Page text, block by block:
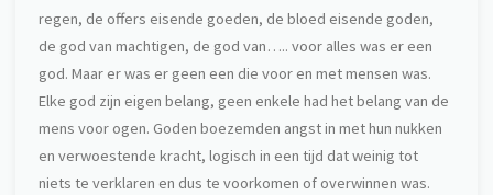
regen, de offers eisende goeden, de bloed eisende goden,
de god van machtigen, de god van….. voor alles was er een
god. Maar er was er geen een die voor en met mensen was.
Elke god zijn eigen belang, geen enkele had het belang van de
mens voor ogen. Goden boezemden angst in met hun nukken
en verwoestende kracht, logisch in een tijd dat weinig tot
niets te verklaren en dus te voorkomen of overwinnen was.